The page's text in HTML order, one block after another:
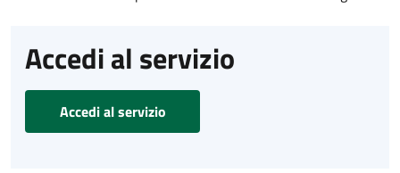
Accedi al servizio
Accedi al servizio